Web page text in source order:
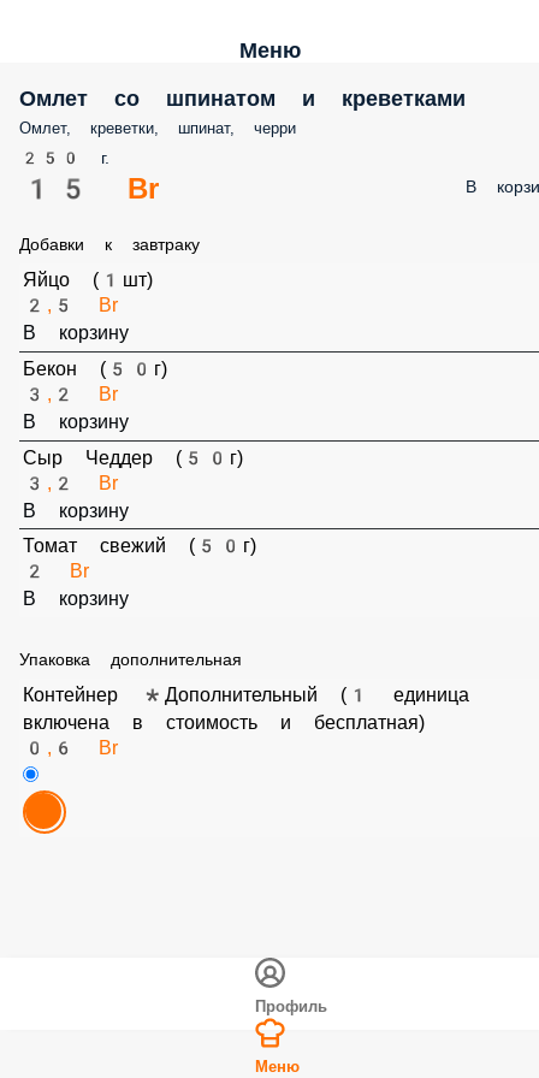
Меню
Омлет со шпинатом и креветками
Омлет, креветки, шпинат, черри
250 г.
15 Br В
Добавки к завтраку
Яйцо (1шт)
2,5 Br
В корзину
Бекон (50г)
3,2 Br
В корзину
3,2 Br
В корзину
Томат свежий (50г)
В корзину
Упаковка дополнительная
Контейнер *Дополнительный (1 единица включена в
стоимость и бесплатная)
0,6 Br